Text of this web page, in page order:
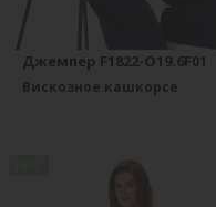
Джемпер F1822-O19.6F01
Вискозное кашкорсе